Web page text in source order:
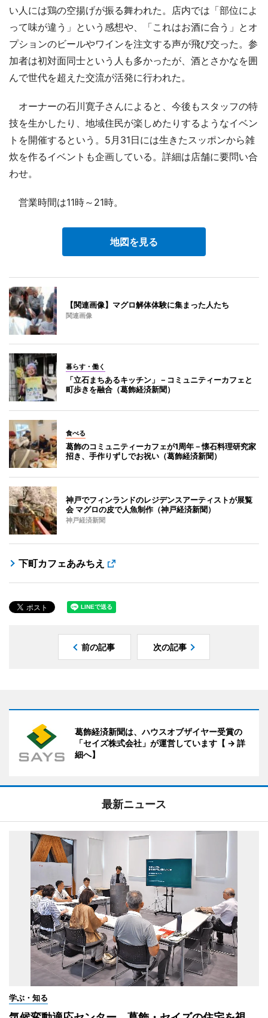
い人には鶏の空揚げが振る舞われた。店内では「部位によ
って味が違う」という感想や、「これはお酒に合う」とオ
プションのビールやワインを注文する声が飛び交った。参
加者は初対面同士という人も多かったが、酒とさかなを囲
んで世代を超えた交流が活発に行われた。
オーナーの石川寛子さんによると、今後もスタッフの特
技を生かしたり、地域住民が楽しめたりするようなイベン
トを開催するという。5月31日には生きたスッポンから雑
炊を作るイベントも企画している。詳細は店舗に要問い合
わせ。
営業時間は11時～21時。
地図を見る
【関連画像】マグロ解体体験に集まった人たち
関連画像
暮らす・働く
「立石まちあるキッチン」－コミュニティーカフェと
町歩きを融合（葛飾経済新聞）
食べる
葛飾のコミュニティーカフェが1周年－懐石料理研究家
招き、手作りずしでお祝い（葛飾経済新聞）
神戸でフィンランドのレジデンスアーティストが展覧
会 マグロの皮で人魚制作（神戸経済新聞）
神戸経済新聞
下町カフェあみちえ
前の記事 次の記事
葛飾経済新聞は、ハウスオブザイヤー受賞の
「セイズ株式会社」が運営しています【 → 詳
細へ】
最新ニュース
学ぶ・知る